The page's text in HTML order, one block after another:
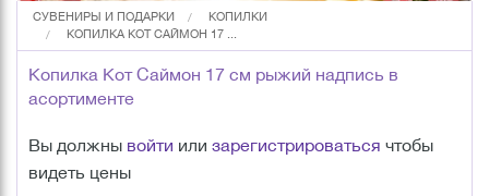
СУВЕНИРЫ И ПОДАРКИ
КОПИЛКИ
КОПИЛКА КОТ САЙМОН 17 ...
Копилка Кот Саймон 17 см рыжий надпись в
асортименте
Вы должны войти или зарегистрироваться чтобы
видеть цены